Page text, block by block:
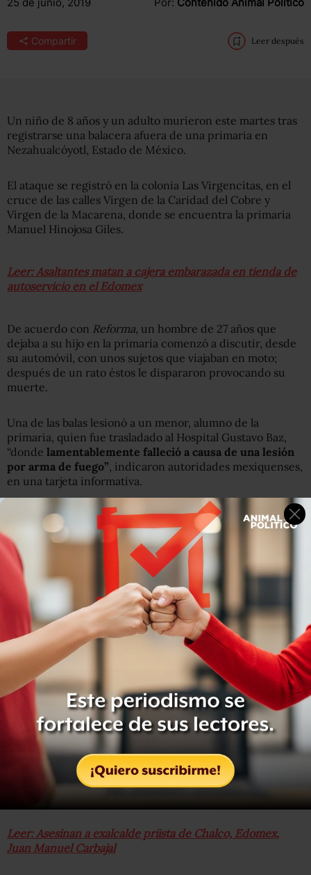
Compartir Leer después
Un niño de 8 años y un adulto murieron este martes tras
registrarse una balacera afuera de una primaria en
Nezahualcóyotl, Estado de México.
El ataque se registró en la colonia Las Virgencitas, en el
cruce de las calles Virgen de la Caridad del Cobre y
Virgen de la Macarena, donde se encuentra la primaria
Manuel Hinojosa Giles.
Leer: Asaltantes matan a cajera embarazada en tienda de
autoservicio en el Edomex
De acuerdo con Reforma, un hombre de 27 años que
dejaba a su hijo en la primaria comenzó a discutir, desde
su automóvil, con unos sujetos que viajaban en moto;
después de un rato éstos le dispararon provocando su
muerte.
Una de las balas lesionó a un menor, alumno de la
primaria, quien fue trasladado al Hospital Gustavo Baz,
“donde lamentablemente falleció a causa de una lesión
por arma de fuego”, indicaron autoridades mexiquenses,
en una tarjeta informativa.
“En el lugar se encontraron elementos balísticos, y un
vehículo compacto que era conducido por el occiso. Se
ha podido establecer, mediante las primeras diligencias,
el objetivo de la agresión era el adulto, sin embargo
el menor fue lesionado por uno de los disparos cuando
Leer: Asesinan a exalcalde priista de Chalco, Edomex,
Juan Manuel Carbajal